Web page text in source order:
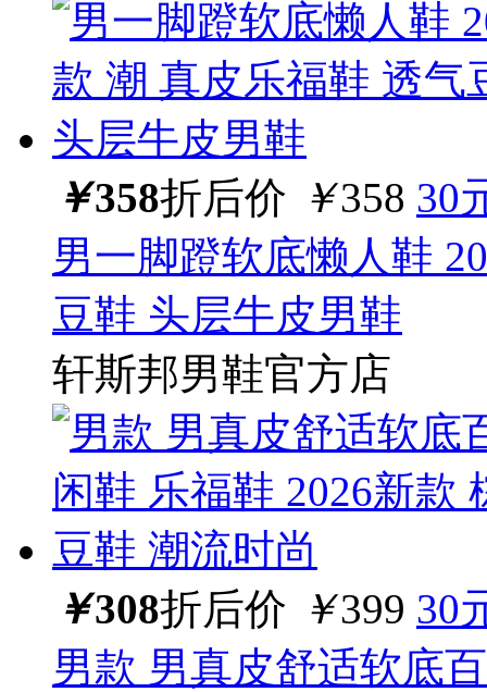
￥358折后价 ￥358 30
男一脚蹬软底懒人鞋
豆鞋 头层牛皮男鞋
轩斯邦男鞋官方店
￥308折后价 ￥399 30
男款 男真皮舒适软底